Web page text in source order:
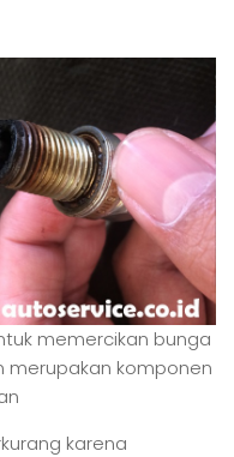
memercikan bunga
merupakan komponen
karena